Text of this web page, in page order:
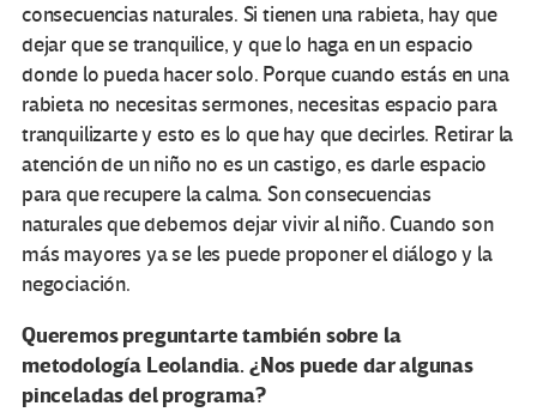
consecuencias naturales. Si tienen una rabieta, hay que
dejar que se tranquilice, y que lo haga en un espacio
donde lo pueda hacer solo. Porque cuando estás en una
rabieta no necesitas sermones, necesitas espacio para
tranquilizarte y esto es lo que hay que decirles. Retirar la
atención de un niño no es un castigo, es darle espacio
para que recupere la calma. Son consecuencias
naturales que debemos dejar vivir al niño. Cuando son
más mayores ya se les puede proponer el diálogo y la
negociación.
Queremos preguntarte también sobre la
metodología Leolandia. ¿Nos puede dar algunas
pinceladas del programa?